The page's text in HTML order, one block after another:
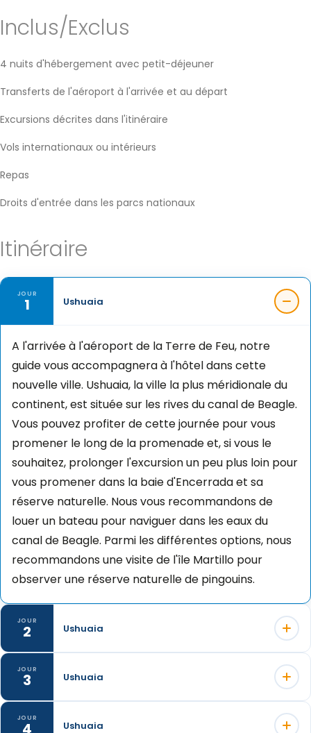
Inclus/Exclus
4 nuits d'hébergement avec petit-déjeuner
Transferts de l'aéroport à l'arrivée et au départ
Excursions décrites dans l'itinéraire
Vols internationaux ou intérieurs
Repas
Droits d'entrée dans les parcs nationaux
Itinéraire
JOUR
1 Ushuaia
A l'arrivée à l'aéroport de la Terre de Feu, notre
guide vous accompagnera à l'hôtel dans cette
nouvelle ville. Ushuaia, la ville la plus méridionale du
continent, est située sur les rives du canal de Beagle.
Vous pouvez profiter de cette journée pour vous
promener le long de la promenade et, si vous le
souhaitez, prolonger l'excursion un peu plus loin pour
vous promener dans la baie d'Encerrada et sa
réserve naturelle. Nous vous recommandons de
louer un bateau pour naviguer dans les eaux du
canal de Beagle. Parmi les différentes options, nous
recommandons une visite de l'île Martillo pour
observer une réserve naturelle de pingouins.
JOUR
2 Ushuaia
Ce jour-là, nous visiterons la lagune d'émeraude.
Nous commencerons par une belle randonnée sur
JOUR
3 Ushuaia
Nous commencerons notre aventure en 4x4 en
JOUR
4 Ushuaia